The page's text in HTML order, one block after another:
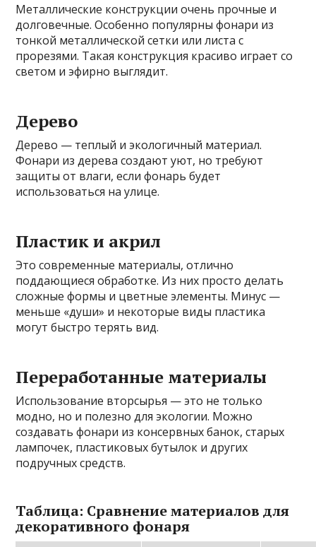
Металлические конструкции очень прочные и
долговечные. Особенно популярны фонари из
тонкой металлической сетки или листа с
прорезями. Такая конструкция красиво играет со
светом и эфирно выглядит.
Дерево
Дерево — теплый и экологичный материал.
Фонари из дерева создают уют, но требуют
защиты от влаги, если фонарь будет
использоваться на улице.
Пластик и акрил
Это современные материалы, отлично
поддающиеся обработке. Из них просто делать
сложные формы и цветные элементы. Минус —
меньше «души» и некоторые виды пластика
могут быстро терять вид.
Переработанные материалы
Использование вторсырья — это не только
модно, но и полезно для экологии. Можно
создавать фонари из консервных банок, старых
лампочек, пластиковых бутылок и других
подручных средств.
Таблица: Сравнение материалов для
декоративного фонаря